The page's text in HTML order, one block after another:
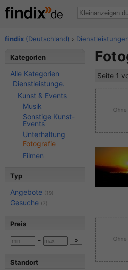
findix (Deutschland) ›
Seite 1
Kategorien
Alle Kategorien
Dienstleistunge.
Kunst & Events
Musik
Sonstige Kunst-
Events
Unterhaltung
Fotografie
Filmen
Typ
Angebote (19)
Gesuche (7)
Preis
-
Standort